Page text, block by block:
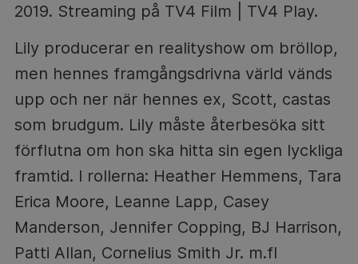
2019. Streaming på TV4 Film | TV4 Play.
Lily producerar en realityshow om bröllop,
men hennes framgångsdrivna värld vänds
upp och ner när hennes ex, Scott, castas
som brudgum. Lily måste återbesöka sitt
förflutna om hon ska hitta sin egen lyckliga
framtid. I rollerna: Heather Hemmens, Tara
Erica Moore, Leanne Lapp, Casey
Manderson, Jennifer Copping, BJ Harrison,
Patti Allan, Cornelius Smith Jr. m.fl